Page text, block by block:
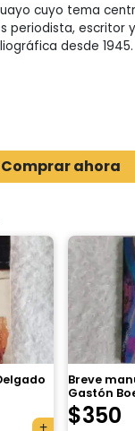
cuyo tema
periodista, escritor
desde 1945.
Comprar ahora
Breve
Gastón
$350